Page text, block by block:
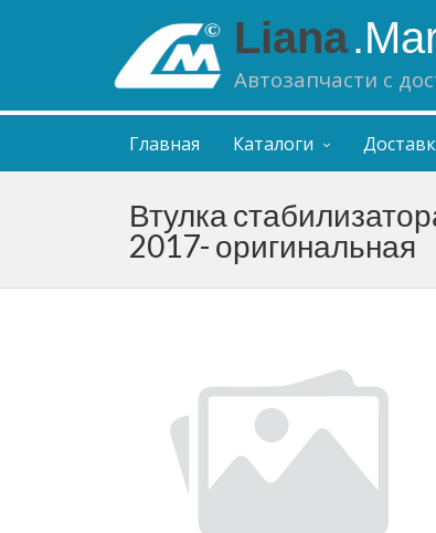
Liana
Автозапчасти с
Главная Каталоги
Втулка
2017- оригинальная